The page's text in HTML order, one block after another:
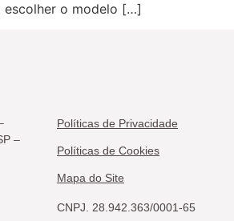
escolher o modelo […]
–
Políticas de Privacidade
Políticas de Cookies
Mapa do Site
CNPJ. 28.942.363/0001-65